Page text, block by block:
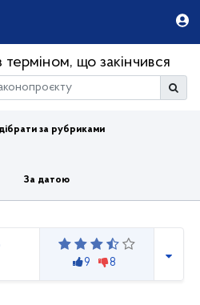
що закінчився
за рубриками
За датою
9 8